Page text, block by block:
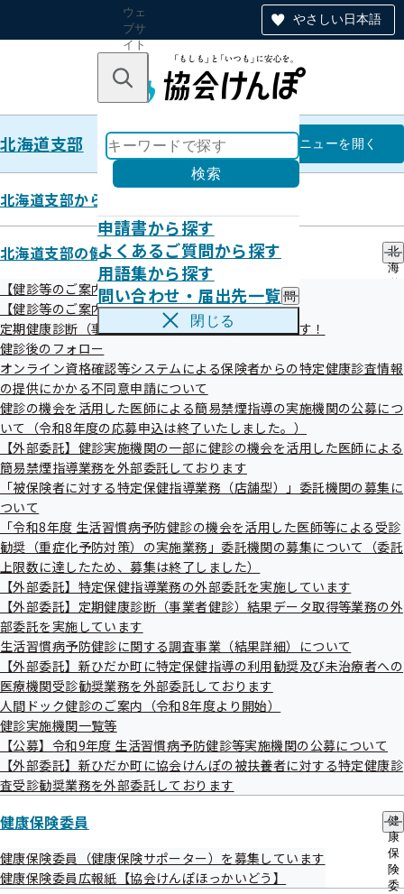
やさしい日本語
ウェ
ブサ
イト
のナ
ン
キーワードで探す
検索
申請書から探す
よくあるご質問から探す
用語集から探す
問い合わせ・届出先一覧 問
い
せ
・
出
先
一
覧
サ
メ
ニ
ュ
閉じる
北海道支部 北海道支部
メニューを開く
北海道支部からのお知らせ
北海道支部の健診・保健指導のご案内
北
海
診
健
導
案
の
サ
ュ
【健診等のご案内】ご本人（被保険者）さま
【健診等のご案内】ご家族（被扶養者）さま
定期健康診断（事業者健診）の結果をご提供願います！
健診後のフォロー
オンライン資格確認等システムによる保険者からの特定健康診査情報
の提供にかかる不同意申請について
健診の機会を活用した医師による簡易禁煙指導の実施機関の公募につ
いて（令和8年度の応募申込は終了いたしました。）
【外部委託】健診実施機関の一部に健診の機会を活用した医師による
簡易禁煙指導業務を外部委託しております
「被保険者に対する特定保健指導業務（店舗型）」委託機関の募集に
ついて
「令和8年度 生活習慣病予防健診の機会を活用した医師等による受診
勧奨（重症化予防対策）の実施業務」委託機関の募集について（委託
上限数に達したため、募集は終了しました）
【外部委託】特定保健指導業務の外部委託を実施しています
【外部委託】定期健康診断（事業者健診）結果データ取得等業務の外
部委託を実施しています
生活習慣病予防健診に関する調査事業（結果詳細）について
【外部委託】新ひだか町に特定保健指導の利用勧奨及び未治療者への
医療機関受診勧奨業務を外部委託しております
人間ドック健診のご案内（令和8年度より開始）
健診実施機関一覧等
【公募】令和9年度 生活習慣病予防健診等実施機関の公募について
【外部委託】新ひだか町に協会けんぽの被扶養者に対する特定健康診
査受診勧奨業務を外部委託しております
健康保険委員
健
康
保
険
委
健康保険委員（健康保険サポーター）を募集しています
健康保険委員広報紙【協会けんぽほっかいどう】
広報
納入告知書同封リーフレット
イベント・セミナー情報
各種証明について
ジェネリック医薬品（後発医薬品）